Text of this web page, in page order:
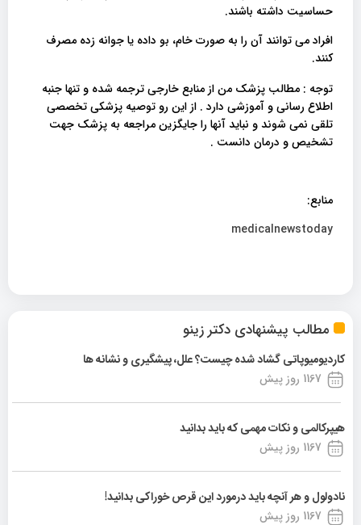
مطالب پیشنهادی دکتر زینو
کاردیومیوپاتی گشاد شده چیست؟ علل، پیشگیری و نشانه ها
1167 روز پیش
هیپرکالمی و نکات مهمی که باید بدانید
1167 روز پیش
نادولول و هر آنچه باید درمورد این قرص خوراکی بدانید!
1167 روز پیش
حساسیت داشته باشند.
افراد می توانند آن را به صورت خام، بو داده یا جوانه زده مصرف
کنند.
توجه : مطالب پزشک من از منابع خارجی ترجمه شده و تنها جنبه
اطلاع رسانی و آموزشی دارد . از این رو توصیه پزشکی تخصصی
تلقی نمی شوند و نباید آنها را جایگزین مراجعه به پزشک جهت
تشخیص و درمان دانست .
منابع:
medicalnewstoday